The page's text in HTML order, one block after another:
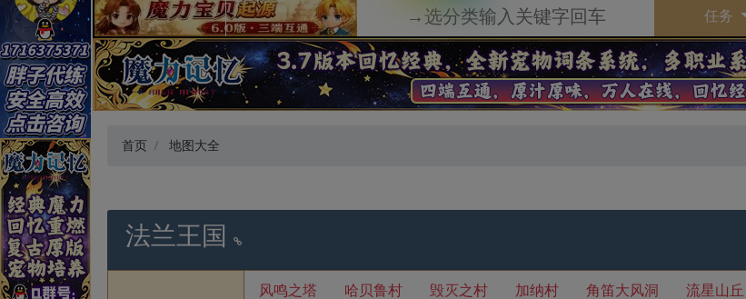
任务
首页 地图大全
法兰王国
风鸣之塔 哈贝鲁村 毁灭之村 加纳村 角笛大风洞 流星山丘